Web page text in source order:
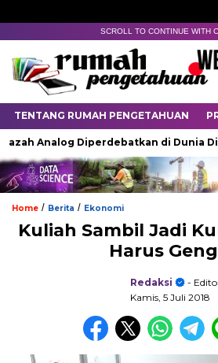
SCROLL TO CONTINUE WITH
TENTANG RUMAH PENGETAHUAN
Analog Diperdebatkan di Dunia Digital
Home / Berita / Ekonomi
Kuliah Sambil Jadi
Harus
Redaksi
-
Kamis, 5 Juli 2018